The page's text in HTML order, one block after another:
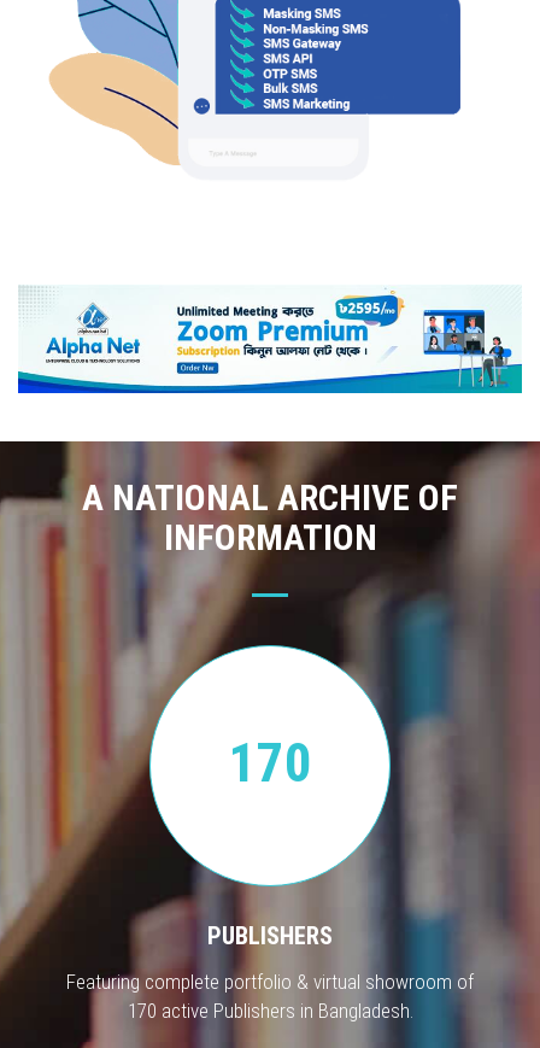
A NATIONAL ARCHIVE OF
INFORMATION
170
PUBLISHERS
Featuring complete portfolio & virtual showroom of
170 active Publishers in Bangladesh.